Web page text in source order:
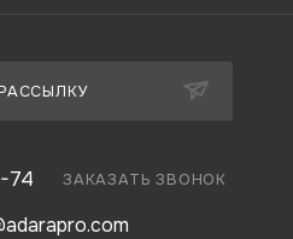
74 ЗАКАЗАТЬ ЗВОНОК